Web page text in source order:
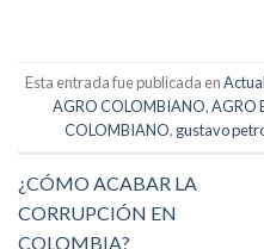
Esta entrada fue publicada en
AGRO COLOMBIANO,AGRO
COLOMBIANO, gustavo
¿CÓMO ACABAR LA
CORRUPCIÓN EN
COLOMBIA?